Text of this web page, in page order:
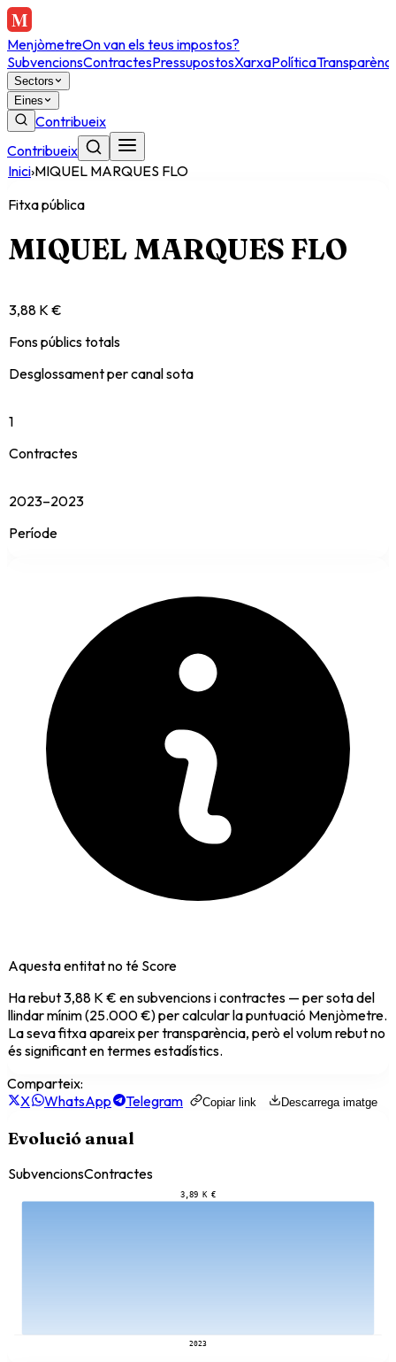
MenjòmetreOn van els teus impostos?
SubvencionsContractesPressupostosXarxaPolítica
Sectors
Eines
Contribueix
Contribueix
Inici›MIQUEL MARQUES FLO
Fitxa pública
MIQUEL MARQUES FLO
3,88 K €
Fons públics totals
Desglossament per canal sota
1
Contractes
2023–2023
Període
Aquesta entitat no té Score
Ha rebut3,88 K € en subvencions i contractes — per sota del
llindar mínim (25.000 €) per calcular la puntuació Menjòmetre.
La seva fitxa apareix per transparència, però el volum rebut no
és significant en termes estadístics.
Comparteix:
X
WhatsApp Telegram Copiar link Descarrega imatge
Evolució anual
SubvencionsContractes
3,89 K €
2023